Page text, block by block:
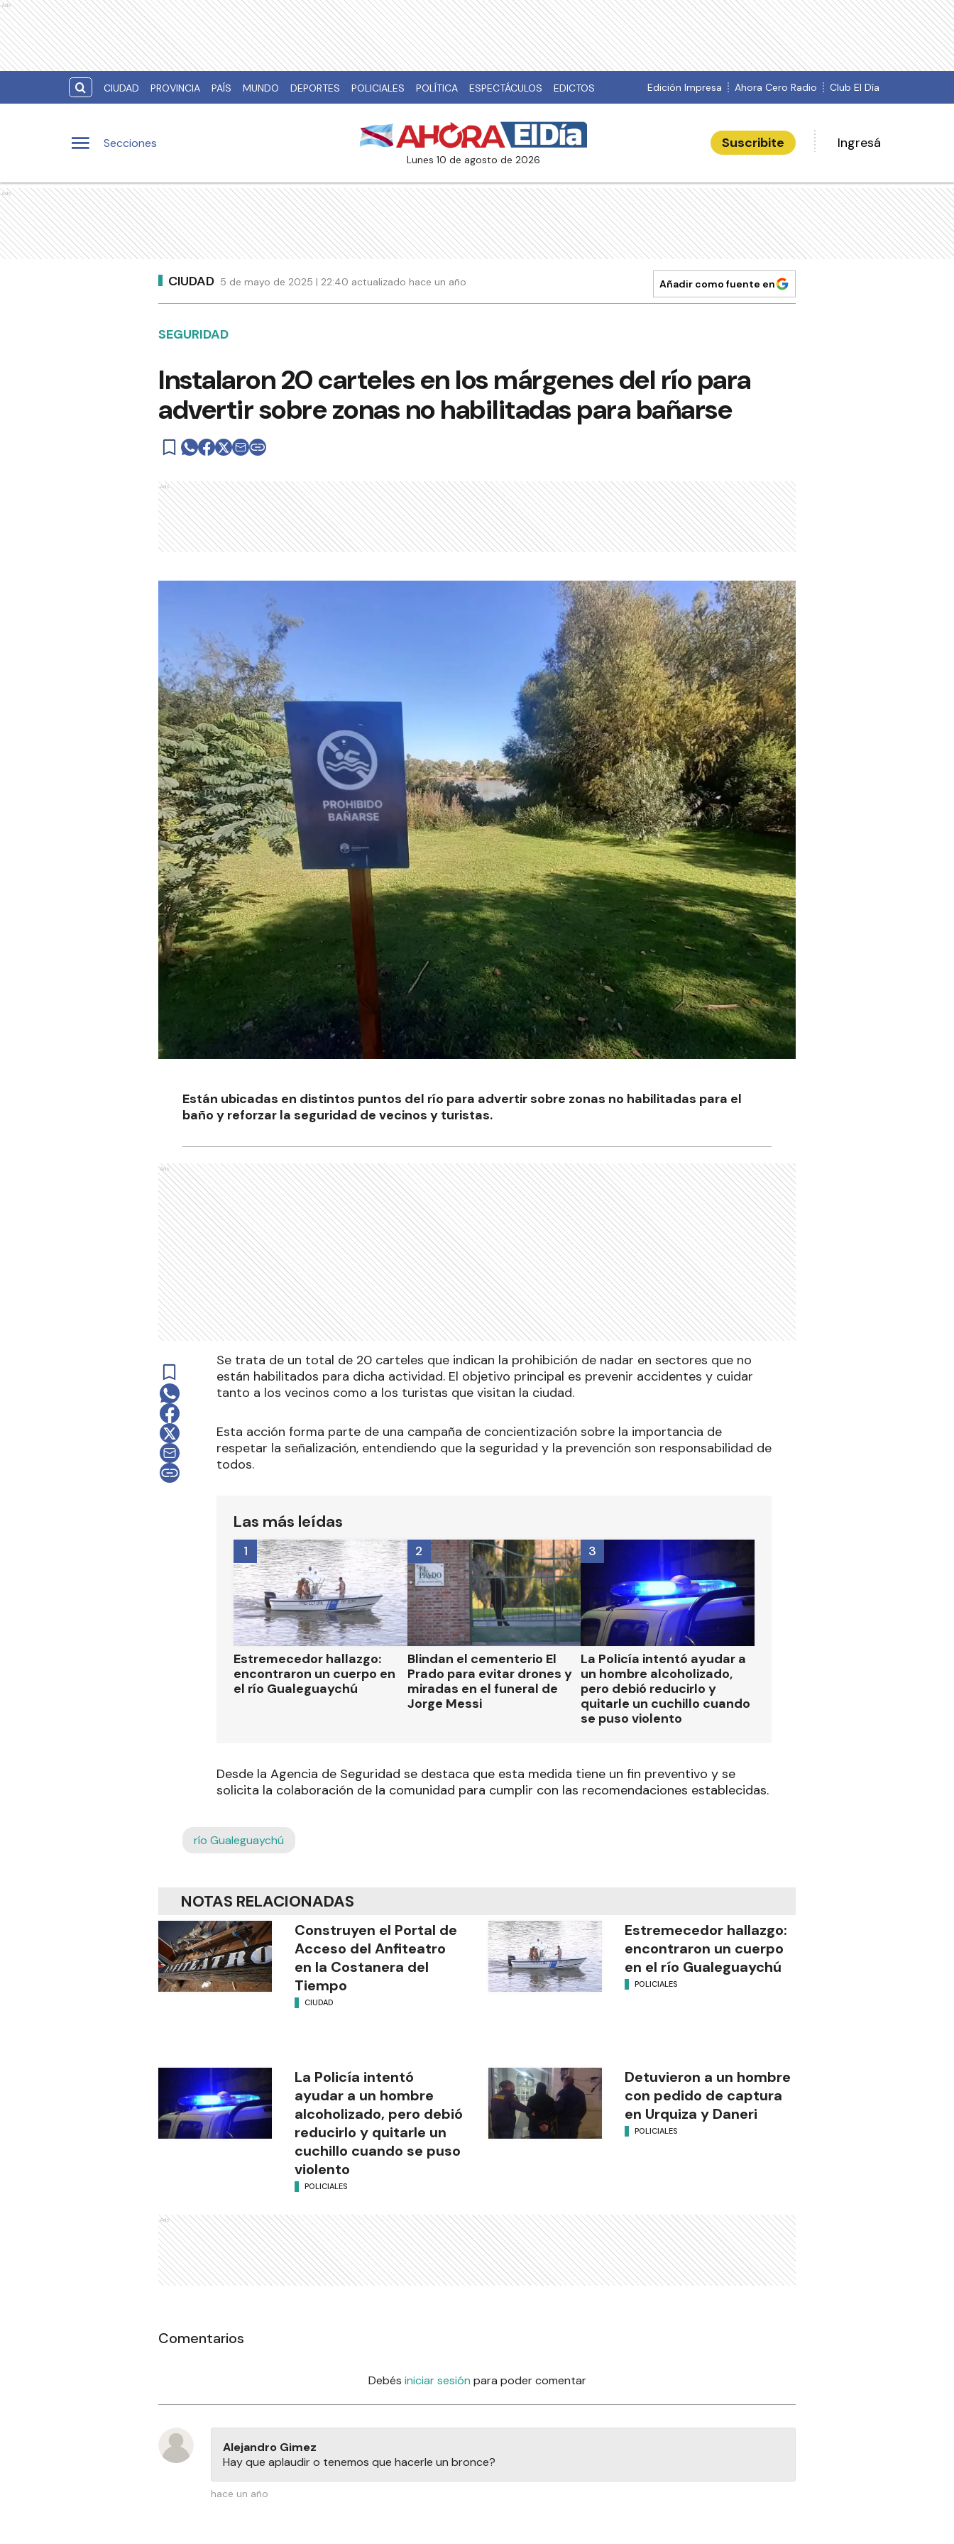
Ads
CIUDAD PROVINCIA PAÍS MUNDO DEPORTES POLICIALES POLÍTICA ESPECTÁCULOS EDICTOS Edición Impresa Ahora Cero Radio Club El Día
Secciones
lunes 10 de agosto de 2026
Suscribite Ingresá
Ads
CIUDAD 5 de mayo de 2025 | 22:40 actualizado hace un año Añadir como fuente en
SEGURIDAD
Instalaron 20 carteles en los márgenes del río para
advertir sobre zonas no habilitadas para bañarse
Ads
Están ubicadas en distintos puntos del río para advertir sobre zonas no habilitadas para el
baño y reforzar la seguridad de vecinos y turistas.
Ads
Se trata de un total de 20 carteles que indican la prohibición de nadar en sectores que no
están habilitados para dicha actividad. El objetivo principal es prevenir accidentes y cuidar
tanto a los vecinos como a los turistas que visitan la ciudad.
Esta acción forma parte de una campaña de concientización sobre la importancia de
respetar la señalización, entendiendo que la seguridad y la prevención son responsabilidad de
todos.
Las más leídas
Estremecedor hallazgo:
encontraron un cuerpo en
el río Gualeguaychú
1
Blindan el cementerio El
Prado para evitar drones y
miradas en el funeral de
Jorge Messi
2
La Policía intentó ayudar a
un hombre alcoholizado,
pero debió reducirlo y
quitarle un cuchillo cuando
se puso violento
3
Desde la Agencia de Seguridad se destaca que esta medida tiene un fin preventivo y se
solicita la colaboración de la comunidad para cumplir con las recomendaciones establecidas.
río Gualeguaychú
NOTAS RELACIONADAS
Construyen el Portal de
Acceso del Anfiteatro
en la Costanera del
Tiempo
CIUDAD
Estremecedor hallazgo:
encontraron un cuerpo
en el río Gualeguaychú
POLICIALES
La Policía intentó
ayudar a un hombre
alcoholizado, pero debió
reducirlo y quitarle un
cuchillo cuando se puso
violento
POLICIALES
Detuvieron a un hombre
con pedido de captura
en Urquiza y Daneri
POLICIALES
Ads
Comentarios
Debés iniciar sesión para poder comentar
Alejandro Gimez
Hay que aplaudir o tenemos que hacerle un bronce?
hace un año